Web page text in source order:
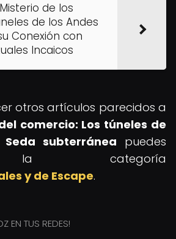
de los
de los Andes
Conexión con
Incaicos
otros artículos parecidos a
comercio: Los túneles de
subterránea puedes
categoría
y de Escape.
EN TUS REDES!